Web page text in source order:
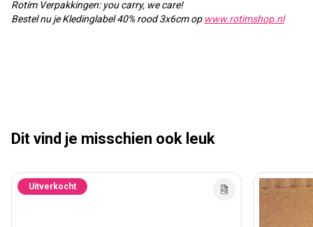
Rotim Verpakkingen: you carry, we care!
Bestel nu je Kledinglabel 40% rood 3x6cm op www.rotimshop.nl
Dit vind je misschien ook leuk
Uitverkocht